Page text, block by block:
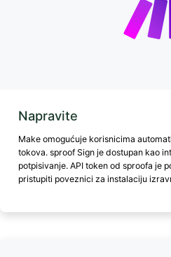
Napravite
Make omogućuje korisnicima
tokova. sproof Sign je dostupan kao
potpisivanje. API token od sproofa je
pristupiti poveznici za instalaciju